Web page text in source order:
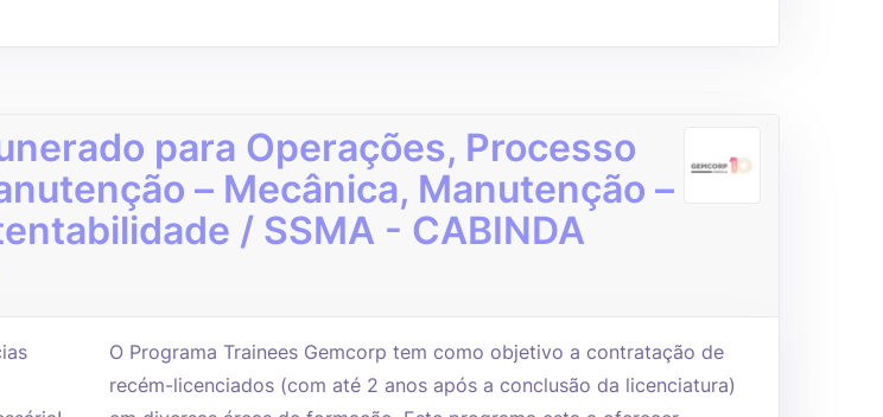
para Operações, Processo
– Mecânica, Manutenção –
/ SSMA - CABINDA
O Programa Trainees Gemcorp tem como objetivo a contratação de
recém-licenciados (com até 2 anos após a conclusão da licenciatura)